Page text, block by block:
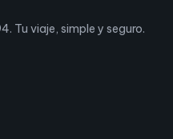
Tu viaje, simple y seguro.